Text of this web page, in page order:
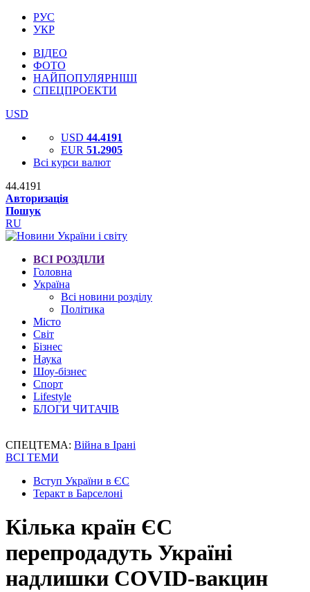
РУС
УКР
ВІДЕО
ФОТО
НАЙПОПУЛЯРНІШІ
СПЕЦПРОЕКТИ
USD
USD 44.4191
EUR 51.2905
Всі курси валют
44.4191
Авторизація
Пошук
RU
ВСІ РОЗДІЛИ
Головна
Україна
Всі новини розділу
Політика
Місто
Світ
Бізнес
Наука
Шоу-бізнес
Спорт
Lifestyle
БЛОГИ ЧИТАЧІВ
СПЕЦТЕМА: Війна в Ірані
ВСІ ТЕМИ
Вступ України в ЄС
Теракт в Барселоні
Кілька країн ЄС
перепродадуть Україні
надлишки COVID-вакцин